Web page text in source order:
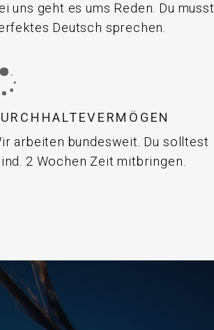
uns geht es ums Reden. Du musst
Deutsch sprechen.
arbeiten bundesweit. Du solltest
2 Wochen Zeit mitbringen.